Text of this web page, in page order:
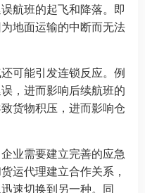
航班的起飞和降落。即
地面运输的中断而无法
可能引发连锁反应。例
，进而影响后续航班的
货物积压，进而影响仓
业需要建立完善的应急
运代理建立合作关系，
速切换到另一种。同